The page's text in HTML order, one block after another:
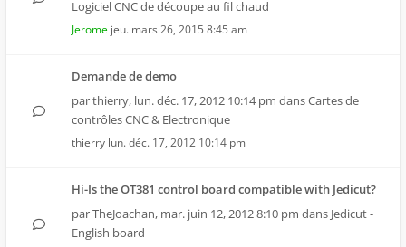
Logiciel CNC de découpe au fil chaud
Jerome jeu. mars 26, 2015 8:45 am
Demande de demo
parthierry, lun. déc. 17, 2012 10:14 pm dansCartes de
contrôles CNC & Electronique
thierry lun. déc. 17, 2012 10:14 pm
Hi-Is the OT381 control board compatible with Jedicut?
parTheJoachan, mar. juin 12, 2012 8:10 pm dans Jedicut -
English board